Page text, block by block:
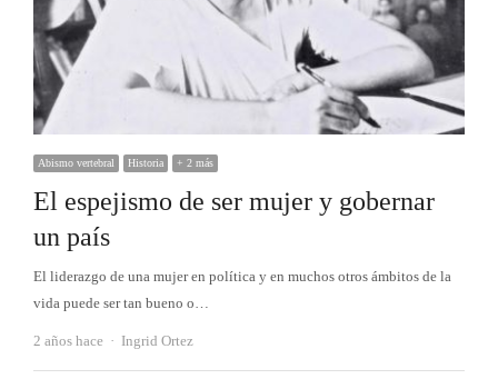
Abismo vertebral Historia + 2 más
El espejismo de ser mujer y gobernar
un país
El liderazgo de una mujer en política y en muchos otros ámbitos de la
vida puede ser tan bueno o…
2 años hace Autor
Ingrid Ortez